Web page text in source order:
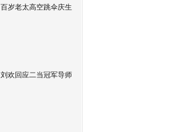
百岁老太高空跳伞庆生
刘欢回应二当冠军导师